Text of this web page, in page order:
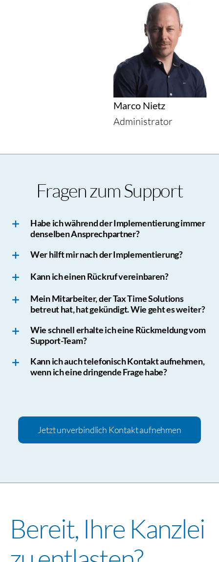
Marco Nietz
Administrator
Fragen zum Support
Habe ich während der Implementierung immer
denselben Ansprechpartner?
Wer hilft mir nach der Implementierung?
Kann ich einen Rückruf vereinbaren?
Mein Mitarbeiter, der Tax Time Solutions
betreut hat, hat gekündigt. Wie geht es weiter?
Wie schnell erhalte ich eine Rückmeldung vom
Support-Team?
Kann ich auch telefonisch Kontakt aufnehmen,
wenn ich eine dringende Frage habe?
Jetzt unverbindlich Kontakt aufnehmen
Bereit, Ihre Kanzlei